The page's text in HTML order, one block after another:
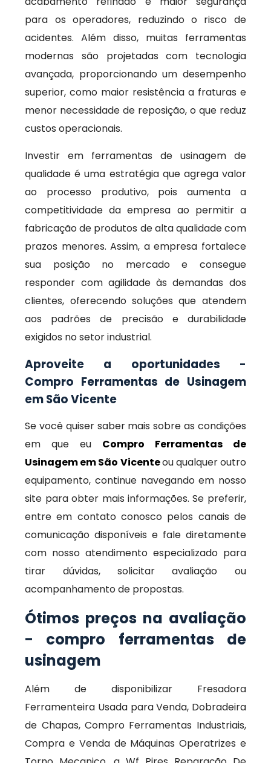
para os operadores, reduzindo o risco de
acidentes. Além disso, muitas ferramentas
modernas são projetadas com tecnologia
avançada, proporcionando um desempenho
superior, como maior resistência a fraturas e
menor necessidade de reposição, o que reduz
custos operacionais.
Investir em ferramentas de usinagem de
qualidade é uma estratégia que agrega valor
ao processo produtivo, pois aumenta a
competitividade da empresa ao permitir a
fabricação de produtos de alta qualidade com
prazos menores. Assim, a empresa fortalece
sua posição no mercado e consegue
responder com agilidade às demandas dos
clientes, oferecendo soluções que atendem
aos padrões de precisão e durabilidade
exigidos no setor industrial.
Aproveite a oportunidades -
Compro Ferramentas de Usinagem
em São Vicente
Se você quiser saber mais sobre as condições
em que eu Compro Ferramentas de
Usinagem em São Vicenteou qualquer outro
equipamento, continue navegando em nosso
site para obter mais informações. Se preferir,
entre em contato conosco pelos canais de
comunicação disponíveis e fale diretamente
com nosso atendimento especializado para
tirar dúvidas, solicitar avaliação ou
acompanhamento de propostas.
Ótimos preços na avaliação
- compro ferramentas de
usinagem
Além de disponibilizar Fresadora
Ferramenteira Usada para Venda, Dobradeira
de Chapas, Compro Ferramentas Industriais,
Compra e Venda de Máquinas Operatrizes e